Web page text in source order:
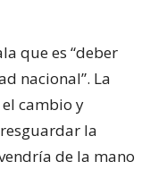
que es “deber
nacional”. La
cambio y
la
de la mano